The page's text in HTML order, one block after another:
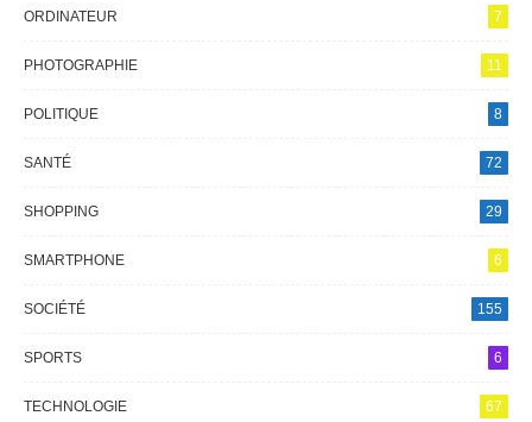
ORDINATEUR 7
PHOTOGRAPHIE 11
POLITIQUE 8
SANTÉ 72
SHOPPING 29
SMARTPHONE 6
SOCIÉTÉ 155
SPORTS 6
TECHNOLOGIE 67